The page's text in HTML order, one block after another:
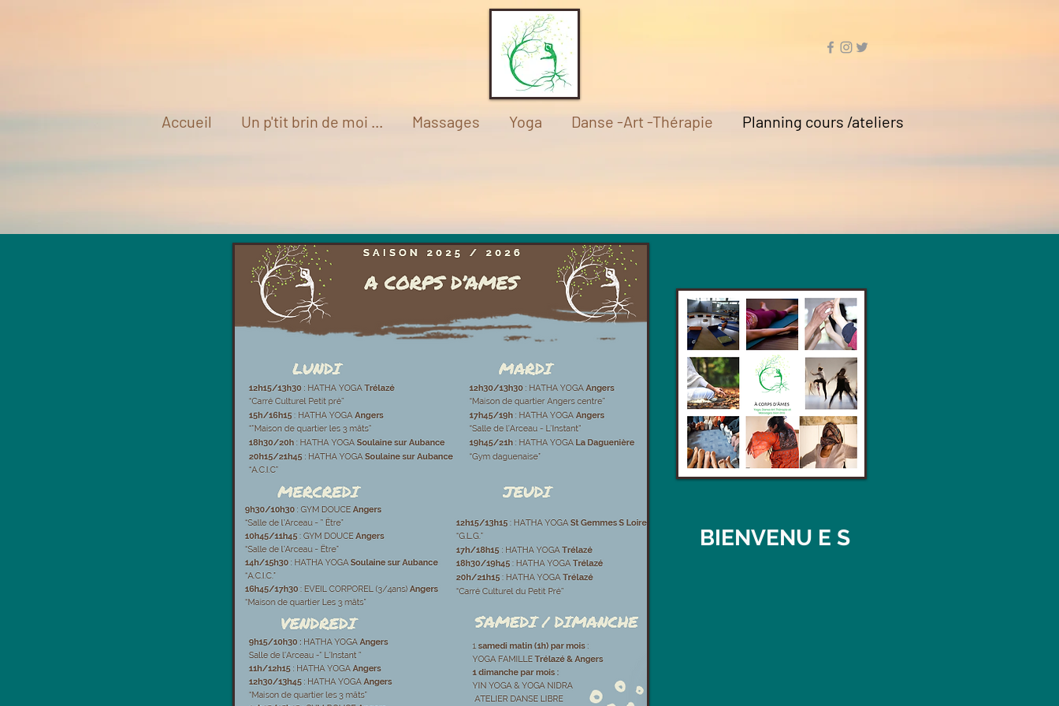
Accueil Un p'tit brin de moi ... Massages Yoga Danse -Art -Thérapie Planning cours /ateliers
BIENVENU E S